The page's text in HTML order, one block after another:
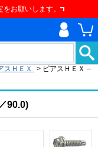
お願いします。
スＨＥＸ > ピアスＨＥＸ –
90.0)